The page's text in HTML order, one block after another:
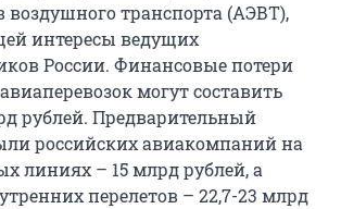
воздушного транспорта (АЭВТ),
интересы ведущих
России. Финансовые потери
могут составить
рублей. Предварительный
российских авиакомпаний на
линиях – 15 млрд рублей, а
перелетов – 22,7-23 млрд